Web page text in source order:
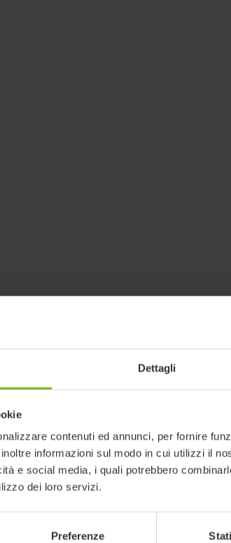
Dettagli
contenuti ed annunci, per fornire
informazioni sul modo in cui utilizzi il
e social media, i quali potrebbero
dei loro servizi.
Preferenze